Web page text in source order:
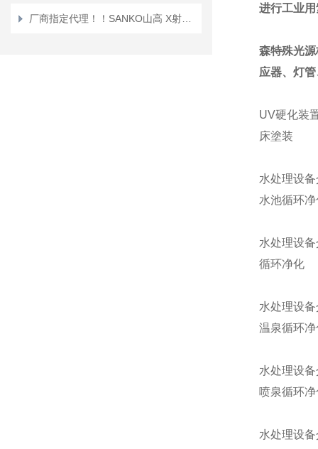
进行工业
森特殊光
应器、灯管
UV硬化装
床塗装
水处理设
水池循环净
水处理设
循环净化
水处理设
温泉循环净
水处理设
喷泉循环净
水处理设